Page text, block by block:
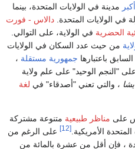
مدينة في الولايات المتحدة، بينما
الولايات المتحدة. دالاس - فورت
الحضرية في الولاية، على التوالي.
من حيث عدد السكان في الولايات
باعتبارها جمهورية مستقلة ،
"النجم الوحيد" على علم ولاية
، والتي تعني "أصدقاء" في لغة
على مناظر طبيعية متنوعة مشتركة
الأمريكية. [12]
على الرغم من
، فإن أقل من عشرة بالمائة من